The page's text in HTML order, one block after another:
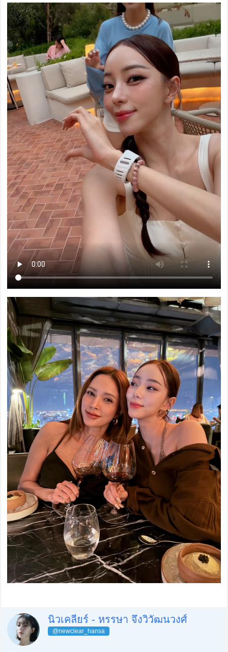
นิวเคลียร์ - หรรษา จึงวิวัฒนวงศ์
@newclear_hansa